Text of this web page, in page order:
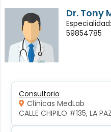
Dr. Tony
59854785
Consultorio
Clínicas MedLab
CALLE CHIPILO #135, LA